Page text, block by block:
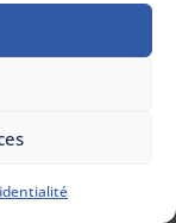
Falgarde